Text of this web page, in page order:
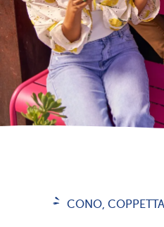
CONO,